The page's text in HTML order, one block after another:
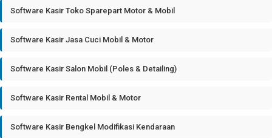
Software Kasir Toko Sparepart Motor & Mobil
Software Kasir Jasa Cuci Mobil & Motor
Software Kasir Salon Mobil (Poles & Detailing)
Software Kasir Rental Mobil & Motor
Software Kasir Bengkel Modifikasi Kendaraan